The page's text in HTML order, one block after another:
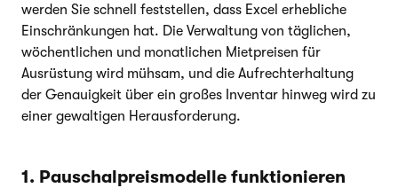
werden Sie schnell feststellen, dass Excel erhebliche
Einschränkungen hat. Die Verwaltung von täglichen,
wöchentlichen und monatlichen Mietpreisen für
Ausrüstung wird mühsam, und die Aufrechterhaltung
der Genauigkeit über ein großes Inventar hinweg wird zu
einer gewaltigen Herausforderung.
1. Pauschalpreismodelle funktionieren